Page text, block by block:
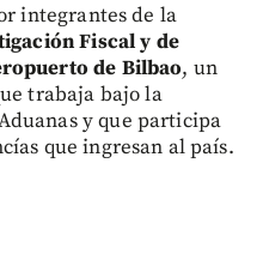
integrantes de la
Fiscal y de
de Bilbao, un
trabaja bajo la
y que participa
que ingresan al país.